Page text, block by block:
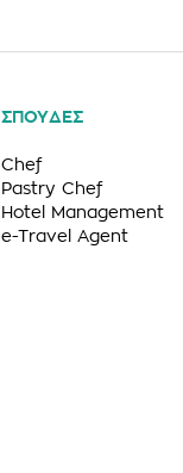
ΣΠΟΥΔΕΣ
Chef
Pastry Chef
Hotel Management
e-Travel Agent